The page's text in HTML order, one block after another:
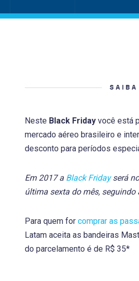
SAIBA
Neste Black Fridayvocê está
mercado aéreo brasileiro e
desconto para períodos
Em 2017 a Black Fridayserá
última sexta do mês,
Para quem for comprar as
Latam aceita as bandeiras
do parcelamento é de R$ 35*